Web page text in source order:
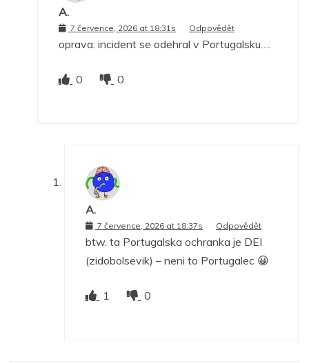
A.
7 července, 2026 at 18:31s Odpovědět
oprava: incident se odehral v Portugalsku….
0 0
A.
7 července, 2026 at 18:37s Odpovědět
btw. ta Portugalska ochranka je DEI
(zidobolsevik) – neni to Portugalec 😀
1 0